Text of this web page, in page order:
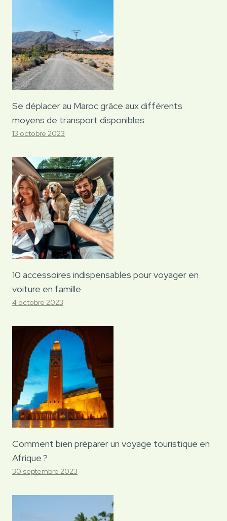
Se déplacer au Maroc grâce aux différents
moyens de transport disponibles
13 octobre 2023
10 accessoires indispensables pour voyager en
voiture en famille
4 octobre 2023
Comment bien préparer un voyage touristique en
Afrique ?
30 septembre 2023